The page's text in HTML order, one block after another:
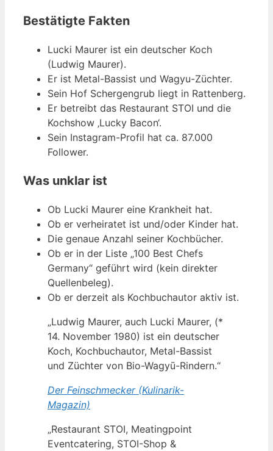
Bestätigte Fakten
Lucki Maurer ist ein deutscher Koch
(Ludwig Maurer).
Er ist Metal-Bassist und Wagyu-Züchter.
Sein Hof Schergengrub liegt in Rattenberg.
Er betreibt das Restaurant STOI und die
Kochshow ‚Lucky Bacon‘.
Sein Instagram-Profil hat ca. 87.000
Follower.
Was unklar ist
Ob Lucki Maurer eine Krankheit hat.
Ob er verheiratet ist und/oder Kinder hat.
Die genaue Anzahl seiner Kochbücher.
Ob er in der Liste „100 Best Chefs
Germany“ geführt wird (kein direkter
Quellenbeleg).
Ob er derzeit als Kochbuchautor aktiv ist.
„Ludwig Maurer, auch Lucki Maurer, (*
14. November 1980) ist ein deutscher
Koch, Kochbuchautor, Metal-Bassist
und Züchter von Bio-Wagyū-Rindern.“
Der Feinschmecker (Kulinarik-
Magazin)
„Restaurant STOI, Meatingpoint
Eventcatering, STOI-Shop &